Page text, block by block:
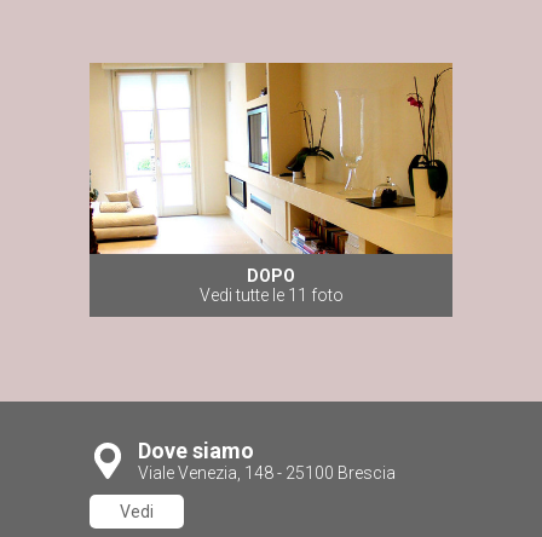
DOPO
Vedi tutte le 11 foto
Dove siamo
Viale Venezia, 148 - 25100 Brescia
Vedi